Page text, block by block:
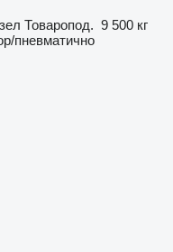
Товаропод. 9 500 кг
пневматично